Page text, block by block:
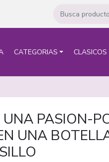
CATEGORIAS CLASICOS
UNA PASION-
UNA